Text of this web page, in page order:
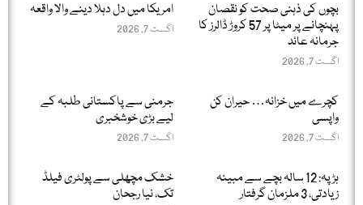
بچوں کی ذہنی صحت کو نقصان
پہنچانے پر میٹا پر 57 کروڑ ڈالرز کا
جرمانہ عائد
اگست 7, 2026
امریکا میں دل دہلا دینے والا واقعہ
اگست 7, 2026
کچرے میں خزانہ… حیران کن
واپسی
اگست 7, 2026
جرمنی سے پاکستانی طلبہ کے
لیے بڑی خوشخبری
اگست 7, 2026
ہڑپہ: 12 سالہ بچے سے مبینہ
زیادتی، 3 ملزمان گرفتار
خشک مچھلی سے پولٹری فیلڈ
تک، نیا رجحان